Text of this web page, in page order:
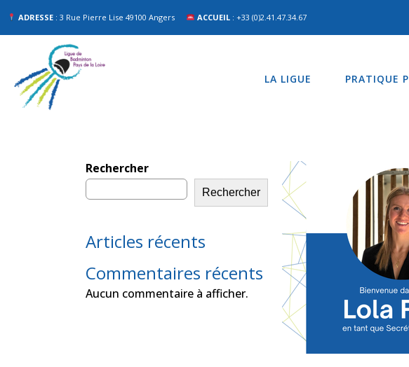
ADRESSE : 3 Rue Pierre Lise 49100 Angers ACCUEIL : +33 (0)2.41.47.34.67
LA LIGUE PRATIQUE
Rechercher
Rechercher
Articles récents
Commentaires récents
Aucun commentaire à afficher.